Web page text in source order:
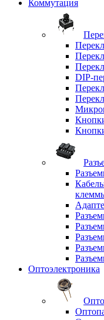
Коммутация
DIP-
Оптоэлектроника